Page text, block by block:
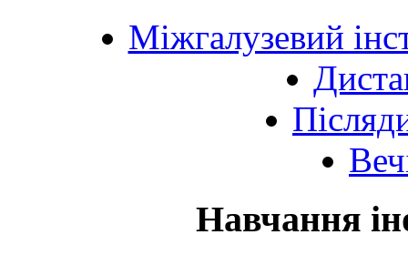
Міжгалузевий
Навчання